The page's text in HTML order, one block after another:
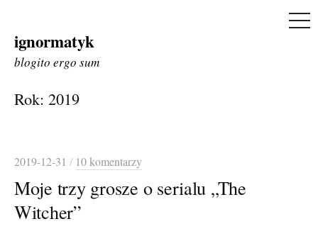
Skip
to
ignormatyk
blogito ergo sum
Rok: 2019
2019-12-31 / 10 komentarzy
Moje trzy grosze o serialu „The
Witcher”